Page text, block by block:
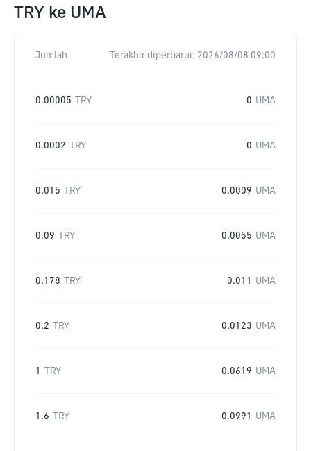
TRY ke UMA
Jumlah Terakhir diperbarui: 2026/08/08 09:00
0.00005 TRY 0 UMA
0.0002 TRY 0 UMA
0.015 TRY 0.0009 UMA
0.09 TRY 0.0055 UMA
0.178 TRY 0.011 UMA
0.2 TRY 0.0123 UMA
1 TRY 0.0619 UMA
1.6 TRY 0.0991 UMA